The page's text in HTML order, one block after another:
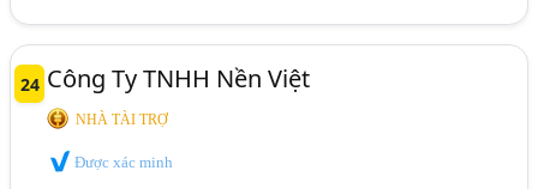
24 Công Ty TNHH Nền Việt
NHÀ TÀI TRỢ
Được xác minh